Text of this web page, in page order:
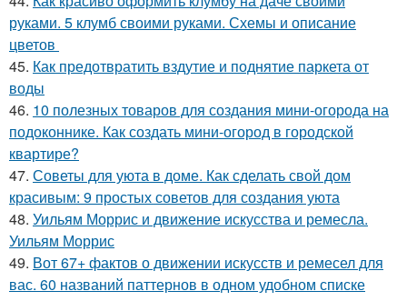
руками. 5 клумб своими руками. Схемы и описание
цветов
45. Как предотвратить вздутие и поднятие паркета от
воды
46. 10 полезных товаров для создания мини-огорода на
подоконнике. Как создать мини-огород в городской
квартире?
47. Советы для уюта в доме. Как сделать свой дом
красивым: 9 простых советов для создания уюта
48. Уильям Моррис и движение искусства и ремесла.
Уильям Моррис
49. Вот 67+ фактов о движении искусств и ремесел для
вас. 60 названий паттернов в одном удобном списке